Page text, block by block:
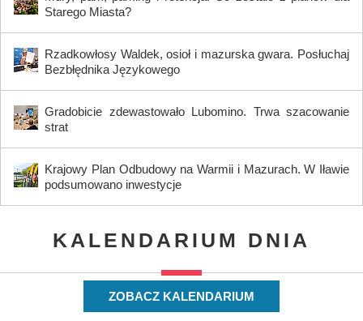
Starego Miasta?
Rzadkowłosy Waldek, osioł i mazurska gwara. Posłuchaj
Bezbłędnika Językowego
Gradobicie zdewastowało Lubomino. Trwa szacowanie
strat
Krajowy Plan Odbudowy na Warmii i Mazurach. W Iławie
podsumowano inwestycje
KALENDARIUM DNIA
ZOBACZ KALENDARIUM